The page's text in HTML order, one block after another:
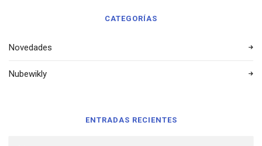
CATEGORÍAS
Novedades
Nubewikly
ENTRADAS RECIENTES